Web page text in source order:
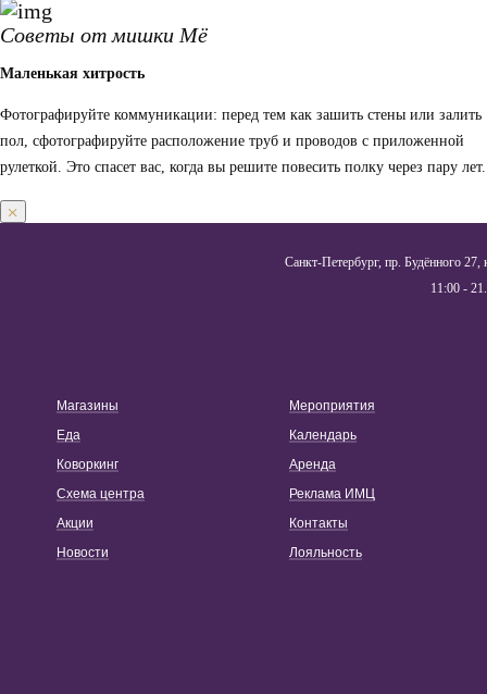
Советы от мишки Мё
Маленькая хитрость
Фотографируйте коммуникации: перед тем как зашить стены или залить
пол, сфотографируйте расположение труб и проводов с приложенной
рулеткой. Это спасет вас, когда вы решите повесить полку через пару лет.
Магазины
Еда
Коворкинг
Схема центра
Акции
Новости
Мероприятия
Календарь
Аренда
Реклама ИМЦ
Контакты
Лояльность
Санкт-Петербург, пр. Будённого 27,
11:00 -